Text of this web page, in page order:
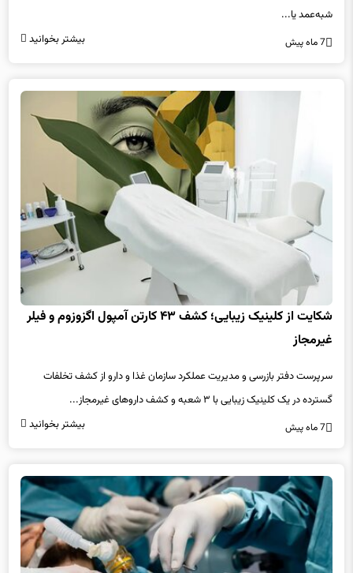
شبه‌عمد یا...
7 ماه پیش بیشتر بخوانید
شکایت از کلینیک زیبایی؛ کشف ۴۳ کارتن آمپول‌ اگزوزوم و فیلر
غیرمجاز
سرپرست دفتر بازرسی و مدیریت عملکرد سازمان غذا و دارو از کشف تخلفات
گسترده در یک کلینیک زیبایی با ۳ شعبه و کشف داروهای غیرمجاز...
7 ماه پیش بیشتر بخوانید